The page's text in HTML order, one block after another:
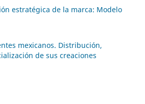
estratégica de la marca: Modelo
mexicanos. Distribución,
de sus creaciones